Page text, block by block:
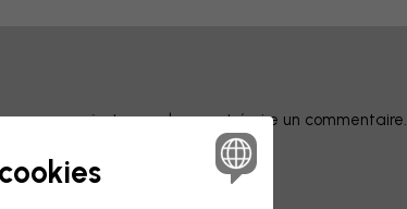
pour ajouter un champ et écrire un commentaire.